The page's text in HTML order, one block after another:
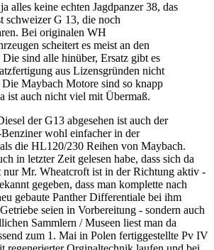
alles keine echten Jagdpanzer 38, das
schweizer G 13, die noch
Bei originalen WH
scheitert es meist an den
sind alle hinüber, Ersatz gibt es
aus Lizensgründen nicht
Die Maybach Motore sind so knapp
ist auch nicht viel mit Übermaß.
der G13 abgesehen ist auch der
wohl einfacher in der
die HL120/230 Reihen von Maybach.
in letzter Zeit gelesen habe, dass sich da
nur Mr. Wheatcroft ist in der Richtung aktiv -
gegeben, dass man komplette nach
gebaute Panther Differentiale bei ihm
seien in Vorbereitung - sondern auch
Sammlern / Museen liest man da
zum 1. Mai in Polen fertiggestellte Pv IV